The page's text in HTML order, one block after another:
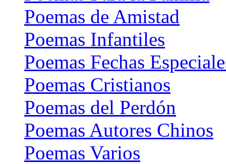
Poemas de Amistad
Poemas Infantiles
Poemas Fechas
Poemas Cristianos
Poemas del Perdón
Poemas Autores Chinos
Poemas Varios